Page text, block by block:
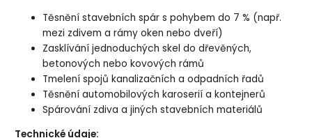
Těsnění stavebních spár s pohybem do 7 % (např.
mezi zdivem a rámy oken nebo dveří)
Zasklívání jednoduchých skel do dřevěných,
betonových nebo kovových rámů
Tmelení spojů kanalizačních a odpadních řadů
Těsnění automobilových karoserií a kontejnerů
Spárování zdiva a jiných stavebních materiálů
Technické údaje: